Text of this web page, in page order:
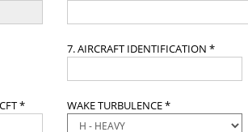
7. AIRCRAFT IDENTIFICATION *
* WAKE TURBULENCE *